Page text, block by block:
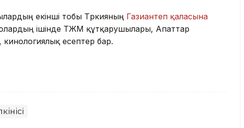
екінші тобы Түркияның Газиантеп қаласына
ішінде ТЖМ құтқарушылары, Апаттар
есептер бар.